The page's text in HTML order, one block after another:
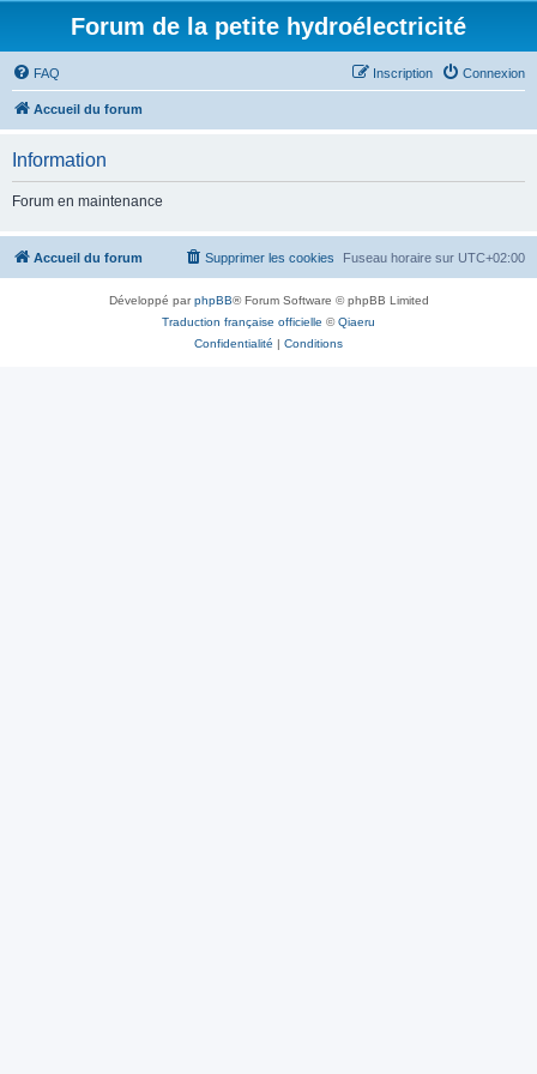
Forum de la petite hydroélectricité
FAQ Connexion
Inscription
Accueil du forum
Information
Forum en maintenance
Accueil du forum Fuseau horaire sur UTC+02:00
Supprimer les cookies
Développé parphpBB® Forum Software © phpBB Limited
Traduction française officielle ©Qiaeru
Confidentialité | Conditions